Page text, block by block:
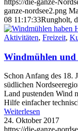
https://die-ganze-
ganze-nordsee2.png
08 11:17:33Rungholt,
Aktivitäten, Freizeit,
Windmühlen und
Schon Anfang des 18.
südlichen
Land pustenden Wind
Hilfe einfacher
Weiterlesen
24. Oktober 2017